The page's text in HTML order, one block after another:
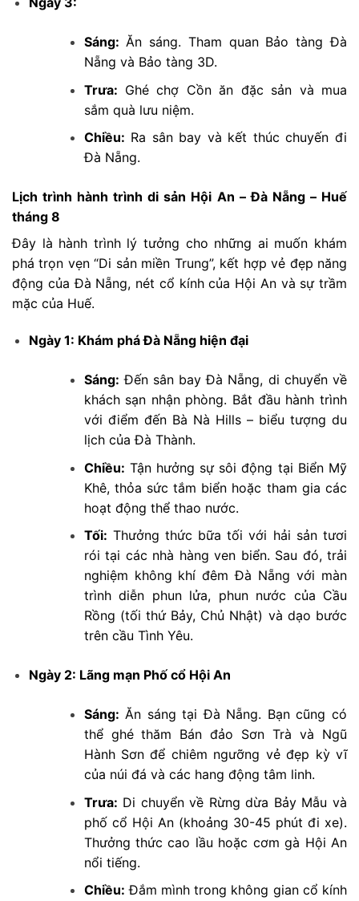
Sáng: Ăn sáng. Tham quan Bảo tàng Đà
Nẵng và Bảo tàng 3D.
Trưa: Ghé chợ Cồn ăn đặc sản và mua
sắm quà lưu niệm.
Chiều: Ra sân bay và kết thúc chuyến đi
Đà Nẵng.
Lịch trình hành trình di sản Hội An – Đà Nẵng – Huế
tháng 8
Đây là hành trình lý tưởng cho những ai muốn khám
phá trọn vẹn “Di sản miền Trung”, kết hợp vẻ đẹp năng
động của Đà Nẵng, nét cổ kính của Hội An và sự trầm
mặc của Huế.
Ngày 1: Khám phá Đà Nẵng hiện đại
Sáng: Đến sân bay Đà Nẵng, di chuyển về
khách sạn nhận phòng. Bắt đầu hành trình
với điểm đến Bà Nà Hills – biểu tượng du
lịch của Đà Thành.
Chiều: Tận hưởng sự sôi động tại Biển Mỹ
Khê, thỏa sức tắm biển hoặc tham gia các
hoạt động thể thao nước.
Tối: Thưởng thức bữa tối với hải sản tươi
rói tại các nhà hàng ven biển. Sau đó, trải
nghiệm không khí đêm Đà Nẵng với màn
trình diễn phun lửa, phun nước của Cầu
Rồng (tối thứ Bảy, Chủ Nhật) và dạo bước
trên cầu Tình Yêu.
Ngày 2: Lãng mạn Phố cổ Hội An
Sáng: Ăn sáng tại Đà Nẵng. Bạn cũng có
thể ghé thăm Bán đảo Sơn Trà và Ngũ
Hành Sơn để chiêm ngưỡng vẻ đẹp kỳ vĩ
của núi đá và các hang động tâm linh.
Trưa: Di chuyển về Rừng dừa Bảy Mẫu và
phố cổ Hội An (khoảng 30-45 phút đi xe).
Thưởng thức cao lầu hoặc cơm gà Hội An
nổi tiếng.
Chiều: Đắm mình trong không gian cổ kính